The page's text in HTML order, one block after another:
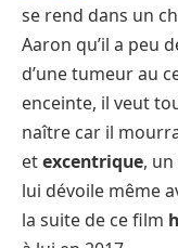
se rend dans un
Aaron qu’il a peu
d’une tumeur au
enceinte, il veut
naître car il
etexcentrique,
lui dévoile même
la suite de ce film